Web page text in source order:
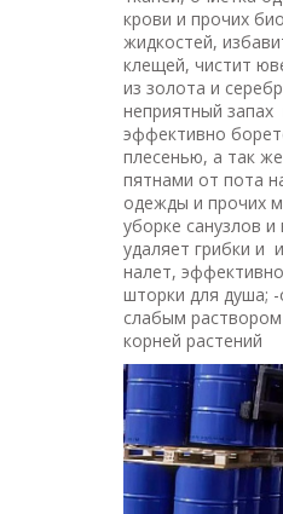
крови и прочих
жидкостей,
клещей, чистит
из золота и
неприятный запах
эффективно
плесенью, а так
пятнами от пота
одежды и прочих
уборке санузлов
удаляет грибки и
налет,
шторки для душа;
слабым
корней растений